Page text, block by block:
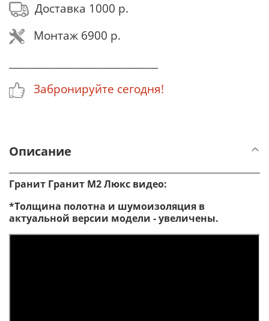
Доставка 1000 р.
Монтаж 6900 р.
Забронируйте сегодня!
Описание
Гранит Гранит М2 Люкс видео:
*Толщина полотна и шумоизоляция в
актуальной версии модели - увеличены.